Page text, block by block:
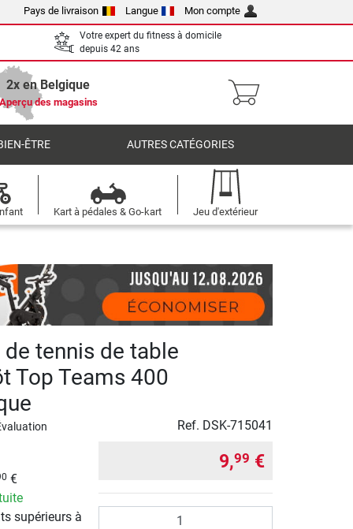
Pays de livraison Langue Mon compte
Votre expert du fitness à domicile
depuis 42 ans
2x en Belgique
Aperçu des magasins
ÊTRE AUTRES CATÉGORIES
Kart à pédales & Go-kart Jeu d'extérieur
de tennis de table
Top Teams 400
Ref. DSK-715041
€
supérieurs à
9,99 €